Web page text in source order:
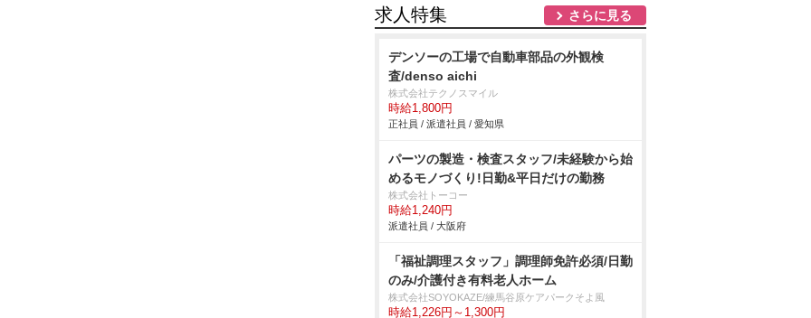
求人特集 さらに見る
デンソーの工場で自動車部品の外観検
査/denso aichi
株式会社テクノスマイル
時給1,800円
正社員 / 派遣社員 / 愛知県
パーツの製造・検査スタッフ/未経験から始
めるモノづくり!日勤&平日だけの勤務
株式会社トーコー
時給1,240円
派遣社員 / 大阪府
「福祉調理スタッフ」調理師免許必須/日勤
のみ/介護付き有料老人ホーム
株式会社SOYOKAZE/練馬谷原ケアパークそよ風
時給1,226円～1,300円